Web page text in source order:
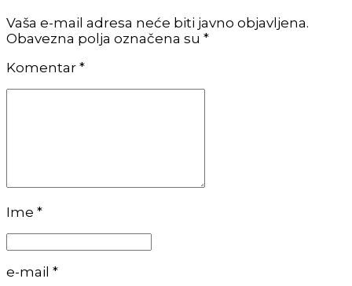
Vaša e-mail adresa neće biti javno objavljena.
Obavezna polja označena su *
Komentar *
Ime *
e-mail *